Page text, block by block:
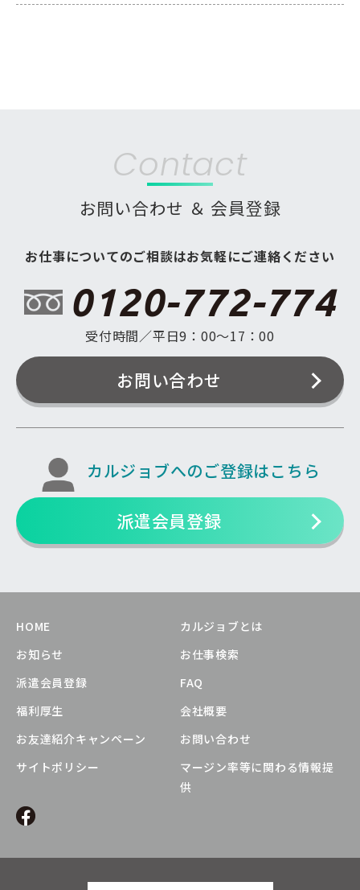
Contact
お問い合わせ ＆ 会員登録
お仕事についてのご相談はお気軽にご連絡ください
0120-772-774
受付時間／平日9：00〜17：00
お問い合わせ
カルジョブへのご登録はこちら
派遣会員登録
HOME
カルジョブとは
お知らせ
お仕事検索
派遣会員登録
FAQ
福利厚生
会社概要
お友達紹介キャンペーン
お問い合わせ
サイトポリシー
マージン率等に関わる情報提
供